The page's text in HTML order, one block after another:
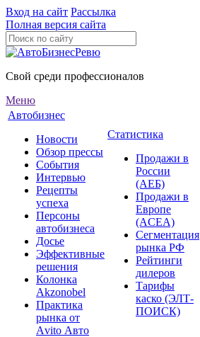
Вход на сайт Рассылка
Полная версия сайта
Свой среди профессионалов
Меню
Автобизнес
Новости
Обзор прессы
События
Интервью
Рецепты
успеха
Персоны
автобизнеса
Досье
Эффективные
решения
Колонка
Akzonobel
Практика
рынка от
Аvito Авто
Статистика
Продажи в
России
(АЕБ)
Продажи в
Европе
(ACEA)
Сегментация
рынка РФ
Рейтинги
дилеров
Тарифы
каско (ЭЛТ-
ПОИСК)